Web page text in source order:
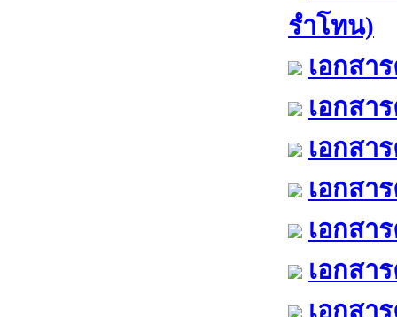
รำโทน)
เอกสา
เอกสา
เอกสา
เอกสา
เอกสา
เอกสา
เอกสา